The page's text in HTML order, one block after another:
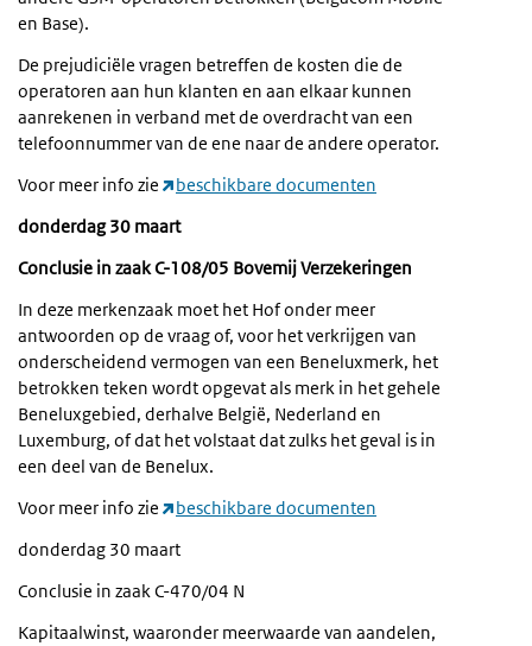
en Base).
De prejudiciële vragen betreffen de kosten die de
operatoren aan hun klanten en aan elkaar kunnen
aanrekenen in verband met de overdracht van een
telefoonnummer van de ene naar de andere operator.
Voor meer info zie
beschikbare documenten
donderdag 30 maart
Conclusie in zaak C-108/05 Bovemij Verzekeringen
In deze merkenzaak moet het Hof onder meer
antwoorden op de vraag of, voor het verkrijgen van
onderscheidend vermogen van een Beneluxmerk, het
betrokken teken wordt opgevat als merk in het gehele
Beneluxgebied, derhalve België, Nederland en
Luxemburg, of dat het volstaat dat zulks het geval is in
een deel van de Benelux.
Voor meer info zie
beschikbare documenten
donderdag 30 maart
Conclusie in zaak C-470/04 N
Kapitaalwinst, waaronder meerwaarde van aandelen,